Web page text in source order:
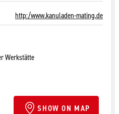
http:/www.kanuladen-mating.de
Werkstätte
SHOW ON MAP